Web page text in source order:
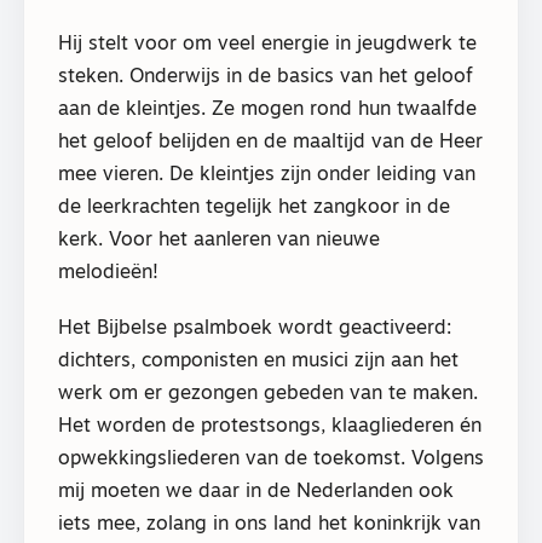
Hij stelt voor om veel energie in jeugdwerk te
steken. Onderwijs in de basics van het geloof
aan de kleintjes. Ze mogen rond hun twaalfde
het geloof belijden en de maaltijd van de Heer
mee vieren. De kleintjes zijn onder leiding van
de leerkrachten tegelijk het zangkoor in de
kerk. Voor het aanleren van nieuwe
melodieën!
Het Bijbelse psalmboek wordt geactiveerd:
dichters, componisten en musici zijn aan het
werk om er gezongen gebeden van te maken.
Het worden de protestsongs, klaagliederen én
opwekkingsliederen van de toekomst. Volgens
mij moeten we daar in de Nederlanden ook
iets mee, zolang in ons land het koninkrijk van